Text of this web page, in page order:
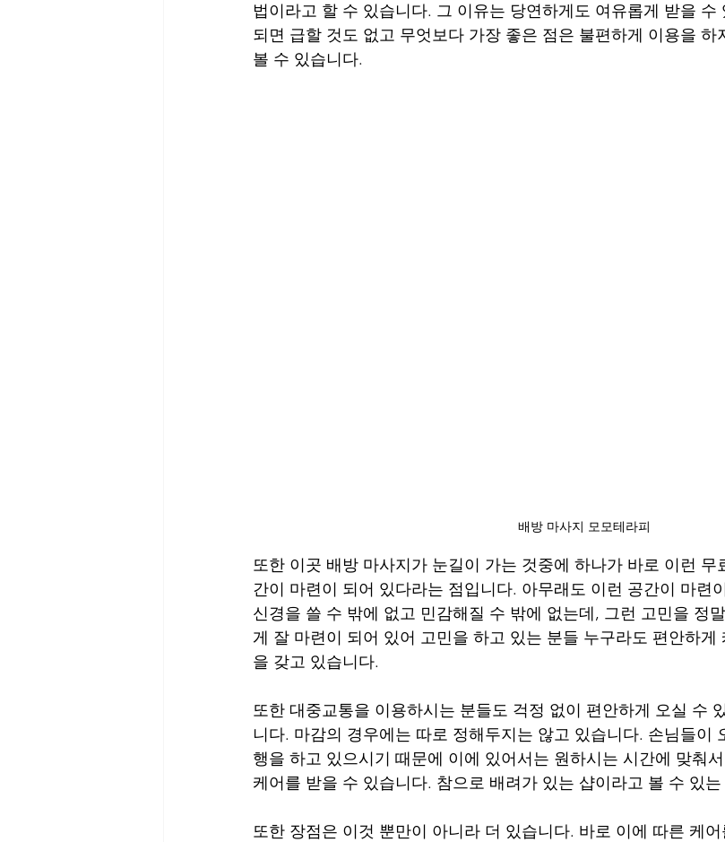
법이라고 할 수 있습니다. 그 이유는 당연하게도 여유롭게 받을 수
되면 급할 것도 없고 무엇보다 가장 좋은 점은 불편하게 이용을
볼 수 있습니다.
배방 마사지 모모테라피
또한 이곳 배방 마사지가 눈길이 가는 것중에 하나가 바로 이런 무
간이 마련이 되어 있다라는 점입니다. 아무래도 이런 공간이 마련
신경을 쓸 수 밖에 없고 민감해질 수 밖에 없는데, 그런 고민을 정
게 잘 마련이 되어 있어 고민을 하고 있는 분들 누구라도 편안하게
을 갖고 있습니다.
또한 대중교통을 이용하시는 분들도 걱정 없이 편안하게 오실 수
니다. 마감의 경우에는 따로 정해두지는 않고 있습니다. 손님들이
행을 하고 있으시기 때문에 이에 있어서는 원하시는 시간에 맞춰
케어를 받을 수 있습니다. 참으로 배려가 있는 샵이라고 볼 수 있
또한 장점은 이것 뿐만이 아니라 더 있습니다. 바로 이에 따른 케